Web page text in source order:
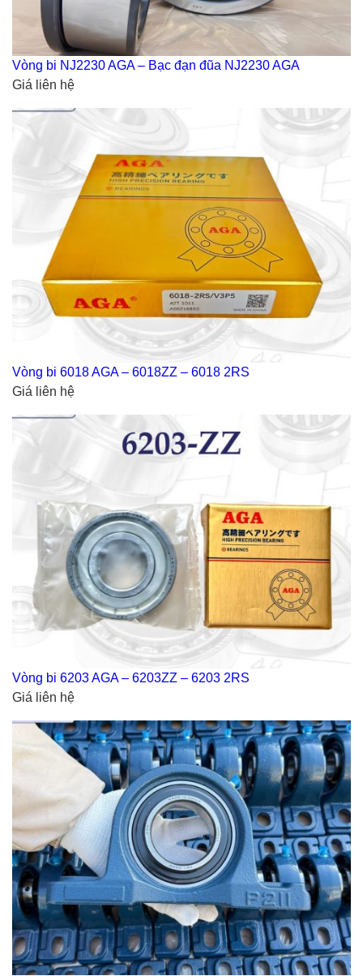
Vòng bi NJ2230 AGA – Bạc đạn đũa NJ2230 AGA
Giá liên hệ
Vòng bi 6018 AGA – 6018ZZ – 6018 2RS
Giá liên hệ
Vòng bi 6203 AGA – 6203ZZ – 6203 2RS
Giá liên hệ